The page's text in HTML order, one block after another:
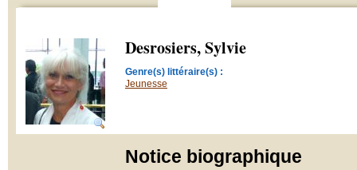
Desrosiers, Sylvie
Genre(s) littéraire(s) :
Jeunesse
Notice biographique